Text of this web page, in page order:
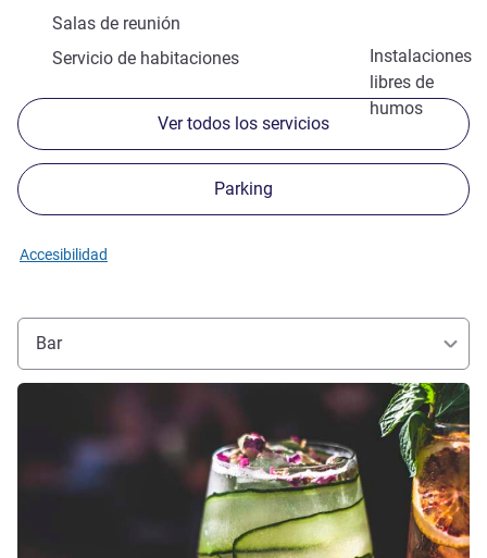
Salas de reunión
Instalaciones
libres de
humos
Servicio de habitaciones
Ver todos los servicios
Parking
Accesibilidad
Bar
Más información